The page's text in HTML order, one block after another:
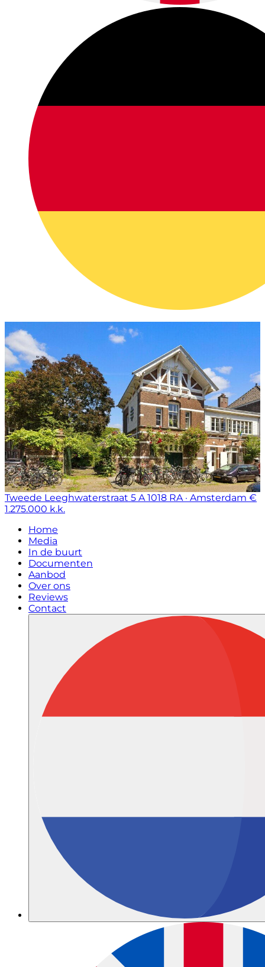
Tweede Leeghwaterstraat 5 A 1018 RA · Amsterdam €
1.275.000 k.k.
Home
Media
In de buurt
Documenten
Aanbod
Over ons
Reviews
Contact